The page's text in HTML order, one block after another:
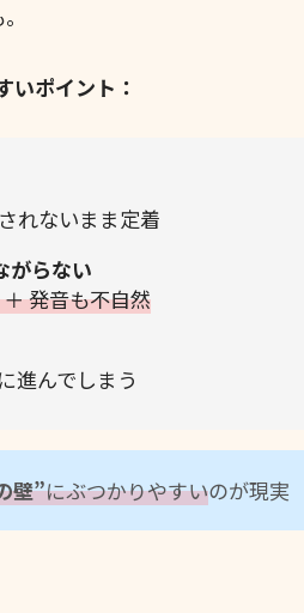
いポイント：
れないまま定着
がらない
発音も不自然
進んでしまう
壁”にぶつかりやすいのが現実